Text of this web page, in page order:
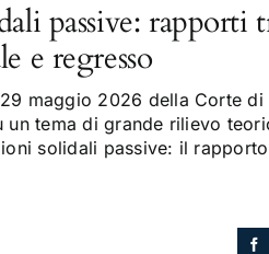
passive: rapporti
e regresso
maggio 2026 della Corte
un tema di grande rilievo
solidali passive: il